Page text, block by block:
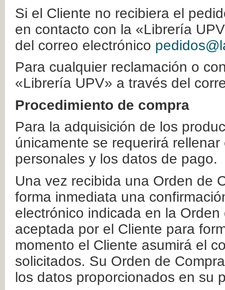
Si el Cliente no recibiera el
en contacto con la «Librería
del correo electrónico
Para cualquier reclamación o
«Librería UPV» a través del
Procedimiento de compra
Para la adquisición de los
únicamente se requerirá
personales y los datos de pago.
Una vez recibida una Orden de
forma inmediata una
electrónico indicada en la
aceptada por el Cliente para
momento el Cliente asumirá el
solicitados. Su Orden de
los datos proporcionados en su